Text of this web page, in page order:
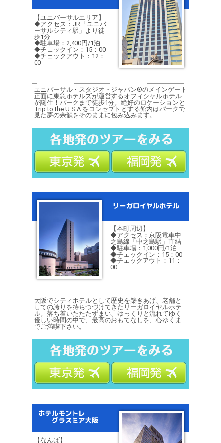
【ユニバーサルエリア】
◆アクセス：JR「ユニバ
ーサルシティ駅」より徒
歩1分
◆駐車場：2,400円/1泊
◆チェックイン：15：00
◆チェックアウト：12：
00
ユニバーサル・スタジオ・ジャパン®のメインゲート
正面に東急ホテルズが運営するオフィシャルホテル
が誕生！パークまで徒歩1分。絶好のロケーションと
Trip to the U.S.A.をコンセプトとする館内はパークで
見た夢の余韻をそのままに包み込みます。
【本町周辺】
◆アクセス：京阪電車中
之島線「中之島駅」直結
◆駐車場：1,000円/1泊
◆チェックイン：15：00
◆チェックアウト：11：
00
大阪でシティホテルとして歴史を築きあげ、老舗と
しての誇りを持ちつづけてきたリーガロイヤルホテ
ル。落ち着いたたたずまい、ゆっくりと流れてゆく
優しい時間の中で、最高のおもてなしを、心ゆくま
でご満喫下さい。
【なんば】